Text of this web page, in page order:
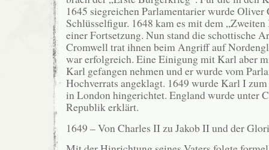
1645 siegreichen Parlamentarier wurde
Schlüsselfigur. 1648 kam es mit dem
einer Fortsetzung. Nun stand die schottische
Cromwell trat ihnen beim Angriff auf
war erfolgreich. Eine Einigung mit Karl aber
Karl gefangen nehmen und er wurde vom
Hochverrats angeklagt. 1649 wurde Karl I
in London hingerichtet. England wurde unter
Republik erklärt.
1649 – Von Charles II zu Jakob II und der